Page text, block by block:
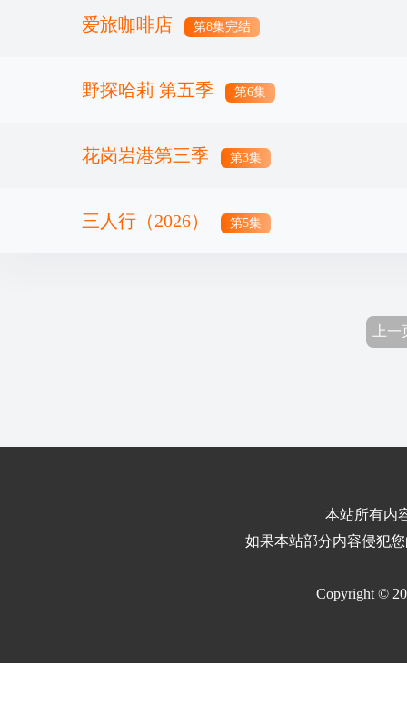
第1集
爱旅咖啡店 第8集完结
野探哈莉 第五季 第6集
花岗岩港第三季 第3集
三人行（2026） 第5集
上一
本站所有内
如果本站部分内容侵犯
Copyright ©